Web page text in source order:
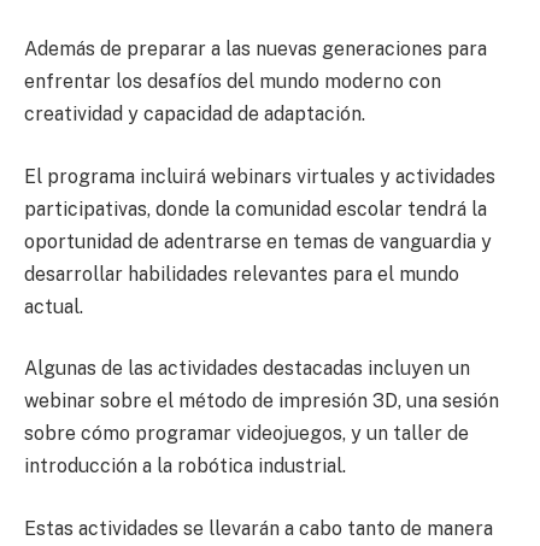
Además de preparar a las nuevas generaciones para
enfrentar los desafíos del mundo moderno con
creatividad y capacidad de adaptación.
El programa incluirá webinars virtuales y actividades
participativas, donde la comunidad escolar tendrá la
oportunidad de adentrarse en temas de vanguardia y
desarrollar habilidades relevantes para el mundo
actual.
Algunas de las actividades destacadas incluyen un
webinar sobre el método de impresión 3D, una sesión
sobre cómo programar videojuegos, y un taller de
introducción a la robótica industrial.
Estas actividades se llevarán a cabo tanto de manera